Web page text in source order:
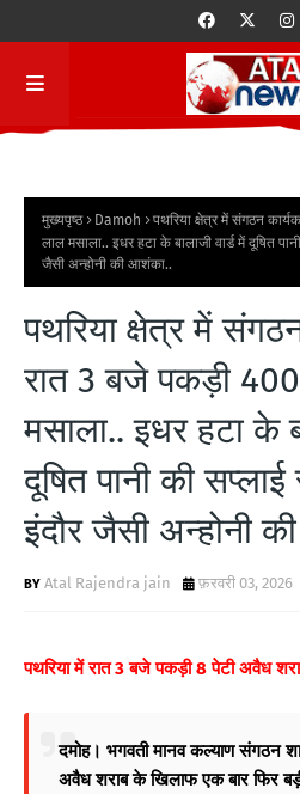
मुख्यपृष्ठ Damoh
पथरिया क्षेत्र में संगठन
लाल मसाला.. इधर हटा के बालाजी वार्ड में दूषित
जैसी अन्होनी की आशंका..
पथरिया क्षेत्र में
रात 3 बजे पकड़ी
मसाला.. इधर हटा के
दूषित पानी की
इंदौर जैसी अन्होनी
Atal Rajendra jain फ़रवरी 03, 2026
पथरिया में रात 3 बजे पकड़ी 8 पेटी अवैध
दमोह। भगवती मानव कल्याण संगठन
अवैध शराब के खिलाफ एक बार फिर